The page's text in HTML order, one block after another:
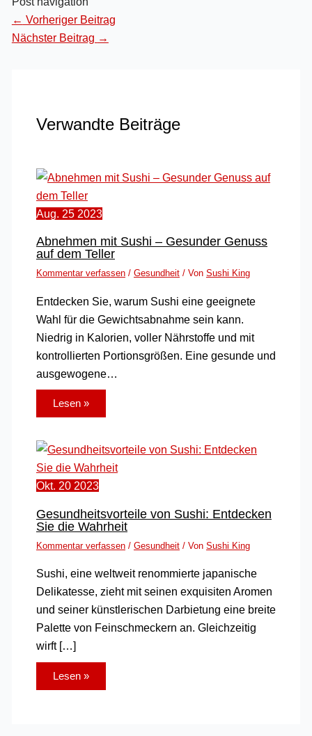
← Vorheriger Beitrag
Nächster Beitrag →
Verwandte Beiträge
Aug. 25 2023
Abnehmen mit Sushi – Gesunder Genuss
auf dem Teller
Kommentar verfassen / Gesundheit/ Von Sushi King
Entdecken Sie, warum Sushi eine geeignete
Wahl für die Gewichtsabnahme sein kann.
Niedrig in Kalorien, voller Nährstoffe und mit
kontrollierten Portionsgrößen. Eine gesunde und
ausgewogene…
Lesen »
Okt. 20 2023
Gesundheitsvorteile von Sushi: Entdecken
Sie die Wahrheit
Kommentar verfassen / Gesundheit/ Von Sushi King
Sushi, eine weltweit renommierte japanische
Delikatesse, zieht mit seinen exquisiten Aromen
und seiner künstlerischen Darbietung eine breite
Palette von Feinschmeckern an. Gleichzeitig
wirft […]
Lesen »